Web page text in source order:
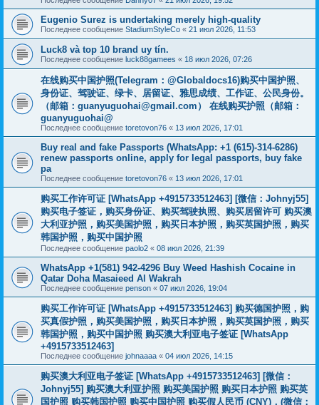
Eugenio Surez is undertaking merely high-quality
Последнее сообщение StadiumStyleCo « 21 июл 2026, 11:53
Luck8 và top 10 brand uy tín.
Последнее сообщение luck88gamees « 18 июл 2026, 07:26
在线购买中国护照(Telegram：@Globaldocs16)购买中国护照、
身份证、驾驶证、绿卡、居留证、雅思成绩、工作证、公民身份。
（邮箱： guanyuguohai@gmail.com ） 在线购买护照（邮箱：
guanyuguohai@
Последнее сообщение toretovon76 « 13 июл 2026, 17:01
Buy real and fake Passports (WhatsApp: +1 (615)-314-6286)
renew passports online, apply for legal passports, buy fake
pa
Последнее сообщение toretovon76 « 13 июл 2026, 17:01
购买工作许可证 [WhatsApp +4915733512463] [微信：Johnyj55]
购买电子签证，购买身份证、购买驾驶执照、购买居留许可 购买澳
大利亚护照，购买美国护照，购买日本护照，购买英国护照，购买
韩国护照，购买中国护照
Последнее сообщение paolo2 « 08 июл 2026, 21:39
WhatsApp +1(581) 942-4296 Buy Weed Hashish Cocaine in
Qatar Doha Masaieed Al Wakrah
Последнее сообщение penson « 07 июл 2026, 19:04
购买工作许可证 [WhatsApp +4915733512463] 购买德国护照，购
买真假护照，购买美国护照，购买日本护照，购买英国护照，购买
韩国护照，购买中国护照 购买澳大利亚电子签证 [WhatsApp
+4915733512463]
Последнее сообщение johnaaaa « 04 июл 2026, 14:15
购买澳大利亚电子签证 [WhatsApp +4915733512463] [微信：
Johnyj55] 购买澳大利亚护照 购买美国护照 购买日本护照 购买英
国护照 购买韩国护照 购买中国护照 购买假人民币 (CNY)，(微信：